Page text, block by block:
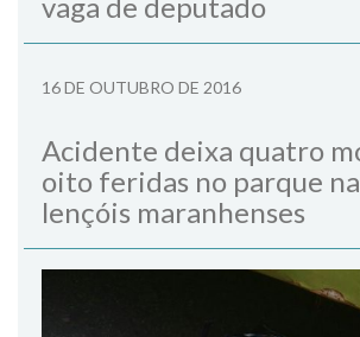
16 DE OUTUBRO DE 2016
Acidente deixa quatro
oito feridas no parque
lençóis maranhenses